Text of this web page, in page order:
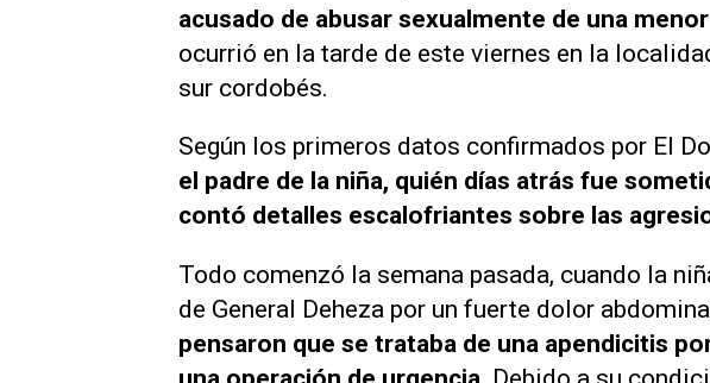
acusado de abusar sexualmente de una
ocurrió en la tarde de este viernes en la
sur cordobés.
Según los primeros datos confirmados por El
el padre de la niña, quién días atrás fue
contó detalles escalofriantes sobre las
Todo comenzó la semana pasada, cuando la
de General Deheza por un fuerte dolor
pensaron que se trataba de una apendicitis